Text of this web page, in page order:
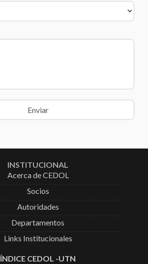
INSTITUCIONAL
Acerca de CEDOL
Socios
Autoridades
Departamentos
Links Institucionales
ÍNDICE CEDOL -UTN